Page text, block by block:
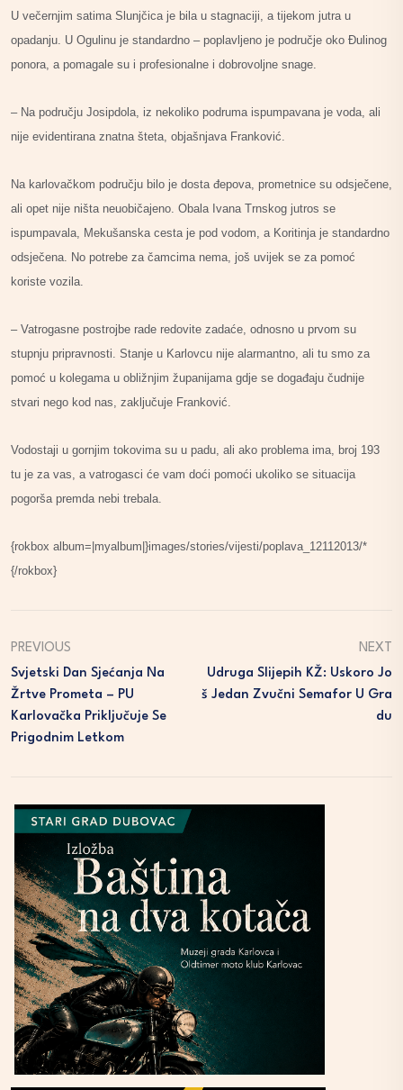
U večernjim satima Slunjčica je bila u stagnaciji, a tijekom jutra u
opadanju. U Ogulinu je standardno – poplavljeno je područje oko Đulinog
ponora, a pomagale su i profesionalne i dobrovoljne snage.
– Na području Josipdola, iz nekoliko podruma ispumpavana je voda, ali
nije evidentirana znatna šteta, objašnjava Franković.
Na karlovačkom području bilo je dosta đepova, prometnice su odsječene,
ali opet nije ništa neuobičajeno. Obala Ivana Trnskog jutros se
ispumpavala, Mekušanska cesta je pod vodom, a Koritinja je standardno
odsječena. No potrebe za čamcima nema, još uvijek se za pomoć
koriste vozila.
– Vatrogasne postrojbe rade redovite zadaće, odnosno u prvom su
stupnju pripravnosti. Stanje u Karlovcu nije alarmantno, ali tu smo za
pomoć u kolegama u obližnjim županijama gdje se događaju čudnije
stvari nego kod nas, zaključuje Franković.
Vodostaji u gornjim tokovima su u padu, ali ako problema ima, broj 193
tu je za vas, a vatrogasci će vam doći pomoći ukoliko se situacija
pogorša premda nebi trebala.
{rokbox album=|myalbum|}images/stories/vijesti/poplava_12112013/*
{/rokbox}
PREVIOUS
Svjetski Dan Sjećanja Na
Žrtve Prometa – PU
Karlovačka Priključuje Se
Prigodnim Letkom
NEXT
Udruga Slijepih KŽ: Uskoro Jo
Š Jedan Zvučni Semafor U Gra
Du